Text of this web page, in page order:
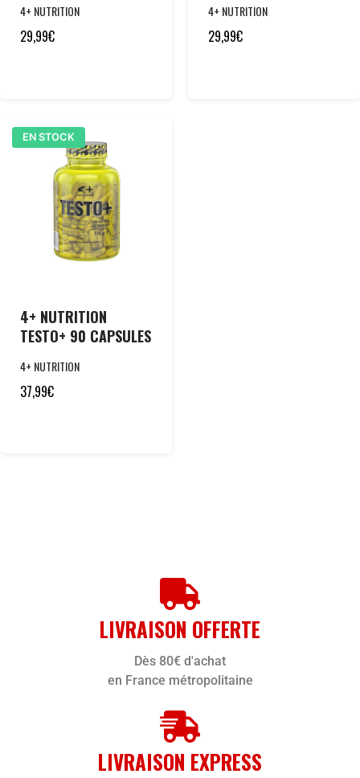
4+ NUTRITION
29,99€
4+ NUTRITION
29,99€
EN STOCK
4+ NUTRITION
TESTO+ 90 CAPSULES
4+ NUTRITION
37,99€
LIVRAISON OFFERTE
Dès 80€ d'achat
en France métropolitaine
LIVRAISON EXPRESS